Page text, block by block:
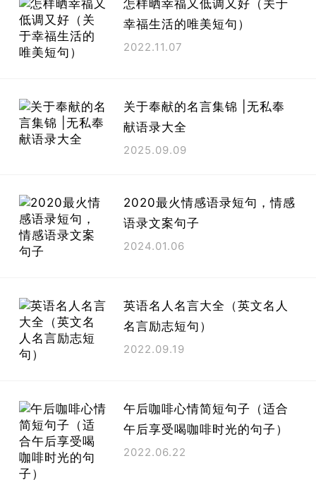
怎样晒幸福又低调又好（关于
幸福生活的唯美短句）
2022.11.07
关于奉献的名言集锦 |无私奉
献语录大全
2025.09.09
2020最火情感语录短句，情感
语录文案句子
2024.01.06
英语名人名言大全（英文名人
名言励志短句）
2022.09.19
午后咖啡心情简短句子（适合
午后享受喝咖啡时光的句子）
2022.06.22